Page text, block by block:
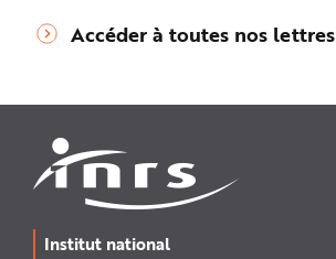
Accéder à toutes nos lettres
Institut national